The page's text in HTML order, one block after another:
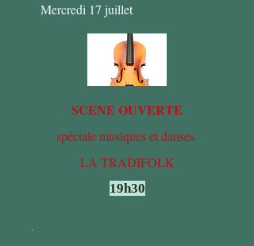
Mercredi 17 juillet
SCENE OUVERTE
spéciale musiques et danses
LA TRADIFOLK
19h30